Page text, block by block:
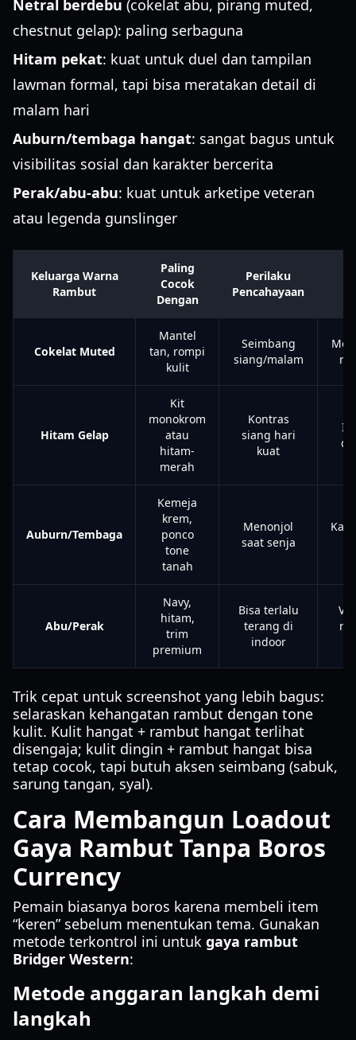
Netral berdebu (cokelat abu, pirang muted,
chestnut gelap): paling serbaguna
Hitam pekat: kuat untuk duel dan tampilan
lawman formal, tapi bisa meratakan detail di
malam hari
Auburn/tembaga hangat: sangat bagus untuk
visibilitas sosial dan karakter bercerita
Perak/abu-abu: kuat untuk arketipe veteran
atau legenda gunslinger
Keluarga Warna
Rambut
Paling
Cocok
Dengan
Perilaku
Pencahayaan
Cokelat Muted
Mantel
tan, rompi
kulit
Seimbang
siang/malam
Hitam Gelap
Kit
monokrom
atau
hitam-
merah
Kontras
siang hari
kuat
Auburn/Tembaga
Kemeja
krem,
ponco
tone
tanah
Menonjol
saat senja
Abu/Perak
Navy,
hitam,
trim
premium
Bisa terlalu
terang di
indoor
Trik cepat untuk screenshot yang lebih bagus:
selaraskan kehangatan rambut dengan tone
kulit. Kulit hangat + rambut hangat terlihat
disengaja; kulit dingin + rambut hangat bisa
tetap cocok, tapi butuh aksen seimbang (sabuk,
sarung tangan, syal).
Cara Membangun Loadout
Gaya Rambut Tanpa Boros
Currency
Pemain biasanya boros karena membeli item
“keren” sebelum menentukan tema. Gunakan
metode terkontrol ini untuk gaya rambut
Bridger Western:
Metode anggaran langkah demi
langkah